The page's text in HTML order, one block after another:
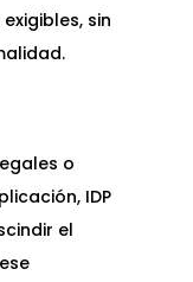
sin
o
IDP
el